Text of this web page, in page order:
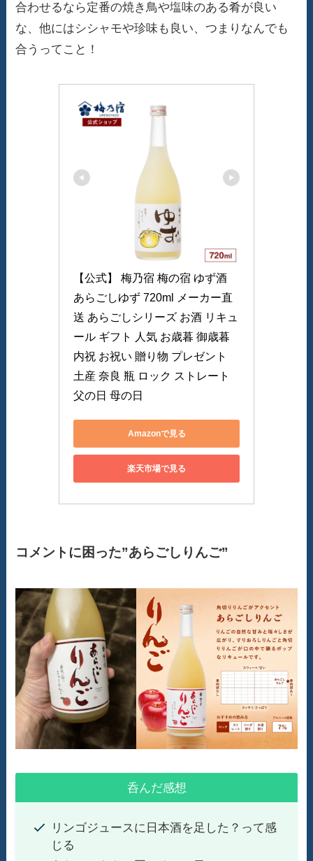
合わせるなら定番の焼き鳥や塩味のある肴が良い
な、他にはシシャモや珍味も良い、つまりなんでも
合うってこと！
【公式】 梅乃宿 梅の宿 ゆず酒
あらごしゆず 720ml メーカー直
送 あらごしシリーズ お酒 リキュ
ール ギフト 人気 お歳暮 御歳暮
内祝 お祝い 贈り物 プレゼント
土産 奈良 瓶 ロック ストレート
父の日 母の日
Amazonで見る
楽天市場で見る
コメントに困った”あらごしりんご”
呑んだ感想
リンゴジュースに日本酒を足した？って感
じる